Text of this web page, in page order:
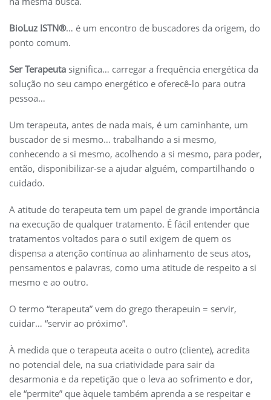
BioLuz ISTN®… é um encontro de buscadores da origem, do
ponto comum.
Ser Terapeuta significa… carregar a frequência energética da
solução no seu campo energético e oferecê-lo para outra
pessoa…
Um terapeuta, antes de nada mais, é um caminhante, um
buscador de si mesmo… trabalhando a si mesmo,
conhecendo a si mesmo, acolhendo a si mesmo, para poder,
então, disponibilizar-se a ajudar alguém, compartilhando o
cuidado.
A atitude do terapeuta tem um papel de grande importância
na execução de qualquer tratamento. É fácil entender que
tratamentos voltados para o sutil exigem de quem os
dispensa a atenção contínua ao alinhamento de seus atos,
pensamentos e palavras, como uma atitude de respeito a si
mesmo e ao outro.
O termo “terapeuta” vem do grego therapeuin = servir,
cuidar… “servir ao próximo”.
À medida que o terapeuta aceita o outro (cliente), acredita
no potencial dele, na sua criatividade para sair da
desarmonia e da repetição que o leva ao sofrimento e dor,
ele “permite” que àquele também aprenda a se respeitar e